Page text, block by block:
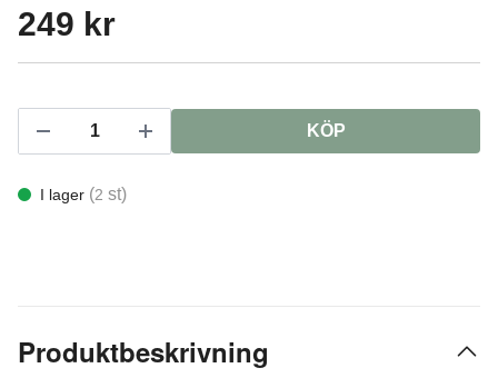
249 kr
KÖP
I lager (2 st)
Produktbeskrivning